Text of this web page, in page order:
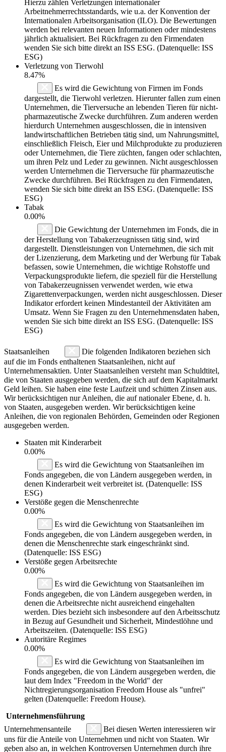
Hierzu zählen Verletzungen internationaler
Arbeitnehmerrechtsstandards, wie u.a. der Konvention der
Internationalen Arbeitsorganisation (ILO). Die Bewertungen
werden bei relevanten neuen Informationen oder mindestens
jährlich aktualisiert. Bei Rückfragen zu den Firmendaten
wenden Sie sich bitte direkt an ISS ESG. (Datenquelle: ISS
ESG)
Verletzung von Tierwohl
8.47%
Es wird die Gewichtung von Firmen im Fonds
dargestellt, die Tierwohl verletzen. Hierunter fallen zum einen
Unternehmen, die Tierversuche an lebenden Tieren für nicht-
pharmazeutische Zwecke durchführen. Zum anderen werden
hierdurch Unternehmen ausgeschlossen, die in intensiven
landwirtschaftlichen Betrieben tätig sind, um Nahrungsmittel,
einschließlich Fleisch, Eier und Milchprodukte zu produzieren
oder Unternehmen, die Tiere züchten, fangen oder schlachten,
um ihren Pelz und Leder zu gewinnen. Nicht ausgeschlossen
werden Unternehmen die Tierversuche für pharmazeutische
Zwecke durchführen. Bei Rückfragen zu den Firmendaten,
wenden Sie sich bitte direkt an ISS ESG. (Datenquelle: ISS
ESG)
Tabak
0.00%
Die Gewichtung der Unternehmen im Fonds, die in
der Herstellung von Tabakerzeugnissen tätig sind, wird
dargestellt. Dienstleistungen von Unternehmen, die sich mit
der Lizenzierung, dem Marketing und der Werbung für Tabak
befassen, sowie Unternehmen, die wichtige Rohstoffe und
Verpackungsprodukte liefern, die speziell für die Herstellung
von Tabakerzeugnissen verwendet werden, wie etwa
Zigarettenverpackungen, werden nicht ausgeschlossen. Dieser
Indikator erfordert keinen Mindestanteil der Aktivitäten am
Umsatz. Wenn Sie Fragen zu den Unternehmensdaten haben,
wenden Sie sich bitte direkt an ISS ESG. (Datenquelle: ISS
ESG)
Staatsanleihen
Die folgenden Indikatoren beziehen sich
auf die im Fonds enthaltenen Staatsanleihen, nicht auf
Unternehmensaktien. Unter Staatsanleihen versteht man Schuldtitel,
die von Staaten ausgegeben werden, die sich auf dem Kapitalmarkt
Geld leihen. Sie haben eine feste Laufzeit und schütten Zinsen aus.
Wir berücksichtigen nur Anleihen, die auf nationaler Ebene, d. h.
von Staaten, ausgegeben werden. Wir berücksichtigen keine
Anleihen, die von regionalen Behörden, Gemeinden oder Regionen
ausgegeben werden.
Staaten mit Kinderarbeit
0.00%
Es wird die Gewichtung von Staatsanleihen im
Fonds angegeben, die von Ländern ausgegeben werden, in
denen Kinderarbeit weit verbreitet ist. (Datenquelle: ISS
ESG)
Verstöße gegen die Menschenrechte
0.00%
Es wird die Gewichtung von Staatsanleihen im
Fonds angegeben, die von Ländern ausgegeben werden, in
denen die Menschenrechte stark eingeschränkt sind.
(Datenquelle: ISS ESG)
Verstöße gegen Arbeitsrechte
0.00%
Es wird die Gewichtung von Staatsanleihen im
Fonds angegeben, die von Ländern ausgegeben werden, in
denen die Arbeitsrechte nicht ausreichend eingehalten
werden. Dies bezieht sich insbesondere auf den Arbeitsschutz
in Bezug auf Gesundheit und Sicherheit, Mindestlöhne und
Arbeitszeiten. (Datenquelle: ISS ESG)
Autoritäre Regimes
0.00%
Es wird die Gewichtung von Staatsanleihen im
Fonds angegeben, die von Ländern ausgegeben werden, die
laut dem Index "Freedom in the World" der
Nichtregierungsorganisation Freedom House als "unfrei"
gelten (Datenquelle: Freedom House).
Unternehmensführung
Unternehmensanteile
Bei diesen Werten interessieren wir
uns für die Anteile von Unternehmen und nicht von Staaten. Wir
geben also an, in welchen Kontroversen Unternehmen durch ihre